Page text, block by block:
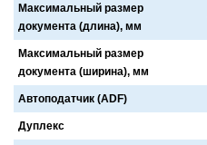
Максимальный размер
документа (длина), мм
Максимальный размер
документа (ширина), мм
Автоподатчик (ADF)
Дуплекс